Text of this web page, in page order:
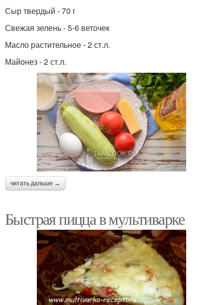
Сыр твердый - 70 г
Свежая зелень - 5-6 веточек
Масло растительное - 2 ст.л.
Майонез - 2 ст.л.
читать дальше →
Быстрая пицца в мультиварке